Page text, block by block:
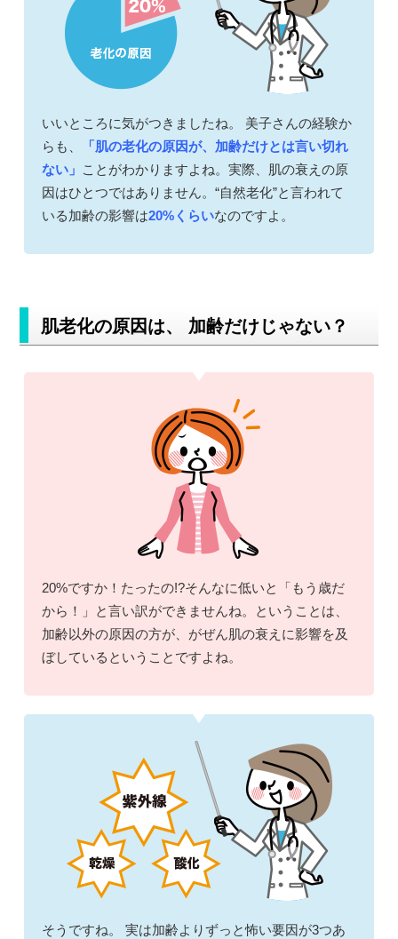
いいところに気がつきましたね。 美子さんの経験か
らも、
「肌の老化の原因が、加齢だけとは言い切れ
ない」 ことがわかりますよね。実際、肌の衰えの原
因はひとつではありません。“自然老化”と言われて
いる加齢の影響は20%くらいなのですよ。
肌老化の原因は、 加齢だけじゃない？
20%ですか！たったの!?そんなに低いと「もう歳だ
から！」と言い訳ができませんね。ということは、
加齢以外の原因の方が、がぜん肌の衰えに影響を及
ぼしているということですよね。
そうですね。 実は加齢よりずっと怖い要因が3つあ